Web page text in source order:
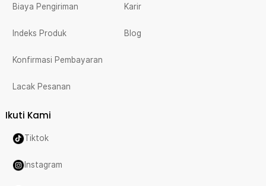
Biaya Pengiriman
Indeks Produk
Konfirmasi Pembayaran
Lacak Pesanan
Karir
Blog
Ikuti Kami
Tiktok
Instagram